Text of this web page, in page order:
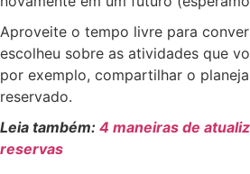
Aproveite o tempo livre para
escolheu sobre as atividades que
por exemplo, compartilhar o
reservado.
Leia também: 4 maneiras de
reservas